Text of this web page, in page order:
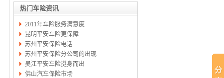
热门车险资讯
2011年车险服务满意度
昆明平安车险更保障
苏州平安保险电话
苏州平安保险分公司的出现
吴江平安车险挺身而出
佛山汽车保险市场